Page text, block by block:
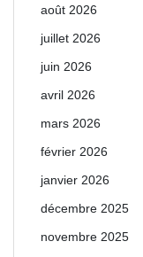
août 2026
juillet 2026
juin 2026
avril 2026
mars 2026
février 2026
janvier 2026
décembre 2025
novembre 2025